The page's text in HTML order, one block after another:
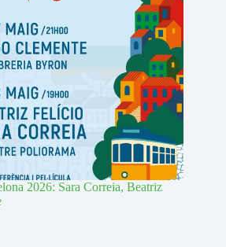
2026: Sara Correia, Beatriz